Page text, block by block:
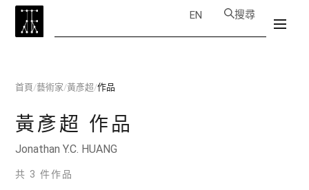
EN 搜尋
首頁/藝術家/黃彥超/作品
黃彥超 作品
Jonathan Y.C. HUANG
共 3 件作品